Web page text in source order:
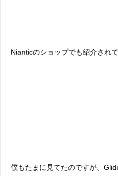
Nianticのショップでも紹介されて
僕もたまに見てたのですが、